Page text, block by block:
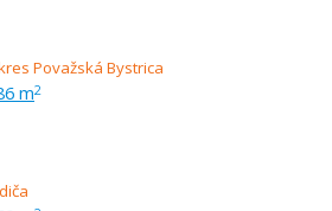
m2